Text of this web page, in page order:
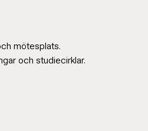
mötesplats.
och studiecirklar.